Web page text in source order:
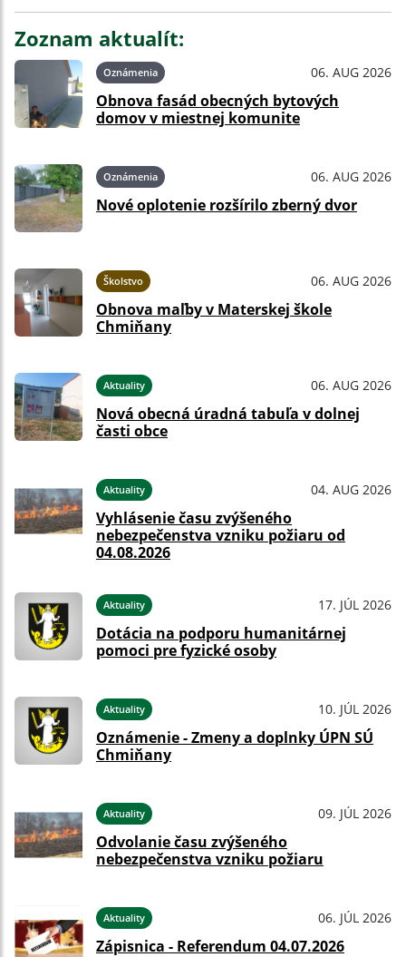
Zoznam aktualít:
Oznámenia 06. AUG 2026
Obnova fasád obecných bytových
domov v miestnej komunite
Oznámenia 06. AUG 2026
Nové oplotenie rozšírilo zberný dvor
Školstvo 06. AUG 2026
Obnova maľby v Materskej škole
Chmiňany
Aktuality 06. AUG 2026
Nová obecná úradná tabuľa v dolnej
časti obce
Aktuality 04. AUG 2026
Vyhlásenie času zvýšeného
nebezpečenstva vzniku požiaru od
04.08.2026
Aktuality 17. JÚL 2026
Dotácia na podporu humanitárnej
pomoci pre fyzické osoby
Aktuality 10. JÚL 2026
Oznámenie - Zmeny a doplnky ÚPN SÚ
Chmiňany
Aktuality 09. JÚL 2026
Odvolanie času zvýšeného
nebezpečenstva vzniku požiaru
Aktuality 06. JÚL 2026
Zápisnica - Referendum 04.07.2026